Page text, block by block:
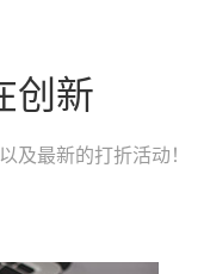
创新
及最新的打折活动！